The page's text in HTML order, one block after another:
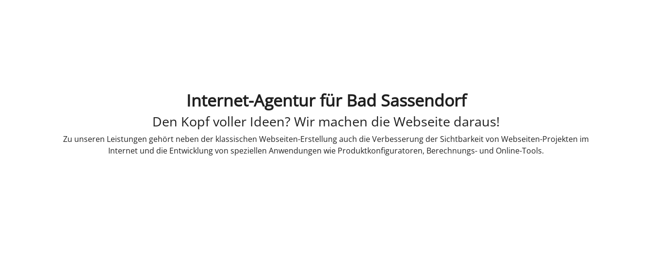
Internet-Agentur für Bad Sassendorf
Den Kopf voller Ideen? Wir machen die Webseite daraus!
Zu unseren Leistungen gehört neben der klassischen Webseiten-Erstellung auch die Verbesserung der Sichtbarkeit von Webseiten-Projekten im
Internet und die Entwicklung von speziellen Anwendungen wie Produktkonfiguratoren, Berechnungs- und Online-Tools.